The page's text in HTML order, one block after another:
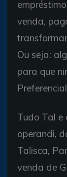
venda,
Ou seja:
para que
Tudo Tal e
operandi,
Talisca,
venda de